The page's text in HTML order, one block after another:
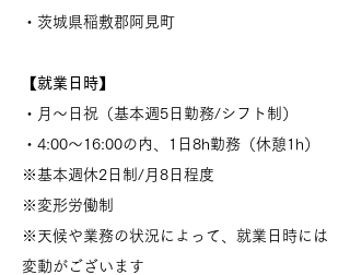
・茨城県稲敷郡阿見町
【就業日時】
・月～日祝（基本週5日勤務/シフト制）
・4:00～16:00の内、1日8h勤務（休憩1h）
※基本週休2日制/月8日程度
※変形労働制
※天候や業務の状況によって、就業日時には
変動がございます